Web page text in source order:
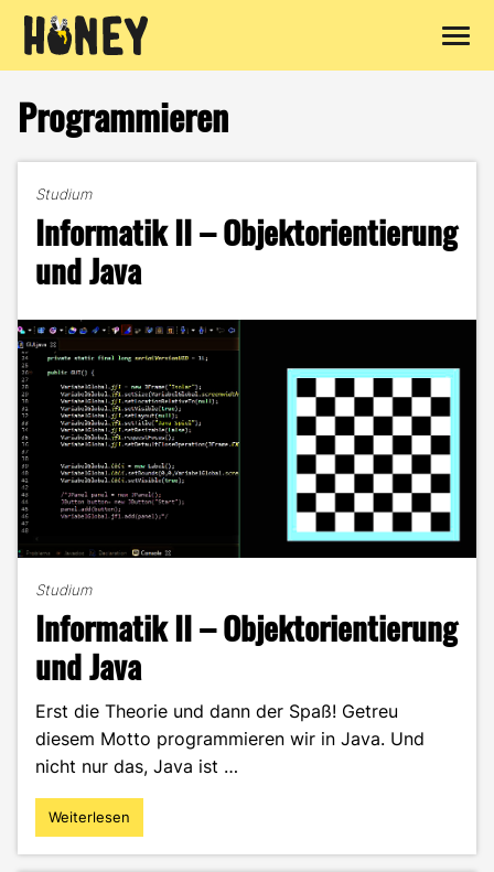
Inhalt
springen
Programmieren
Studium
Informatik II – Objektorientierung
und Java
Studium
Informatik II – Objektorientierung
und Java
Erst die Theorie und dann der Spaß! Getreu
diesem Motto programmieren wir in Java. Und
nicht nur das, Java ist …
"Informatik
II
Weiterlesen